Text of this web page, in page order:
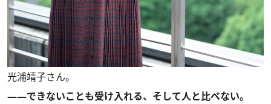
光浦靖子さん。
――できないことも受け入れる、そして人と比べない。